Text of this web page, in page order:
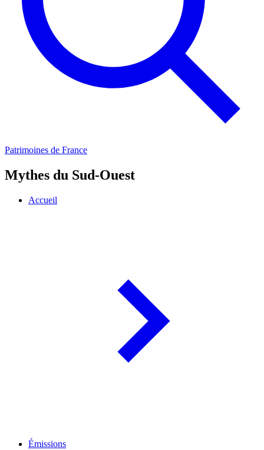
Patrimoines de France
Mythes du Sud-Ouest
Accueil
Émissions